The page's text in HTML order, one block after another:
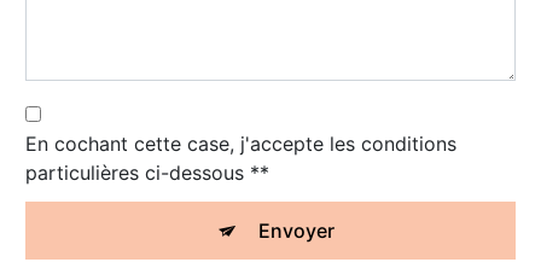
En cochant cette case, j'accepte les conditions
particulières ci-dessous **
Envoyer